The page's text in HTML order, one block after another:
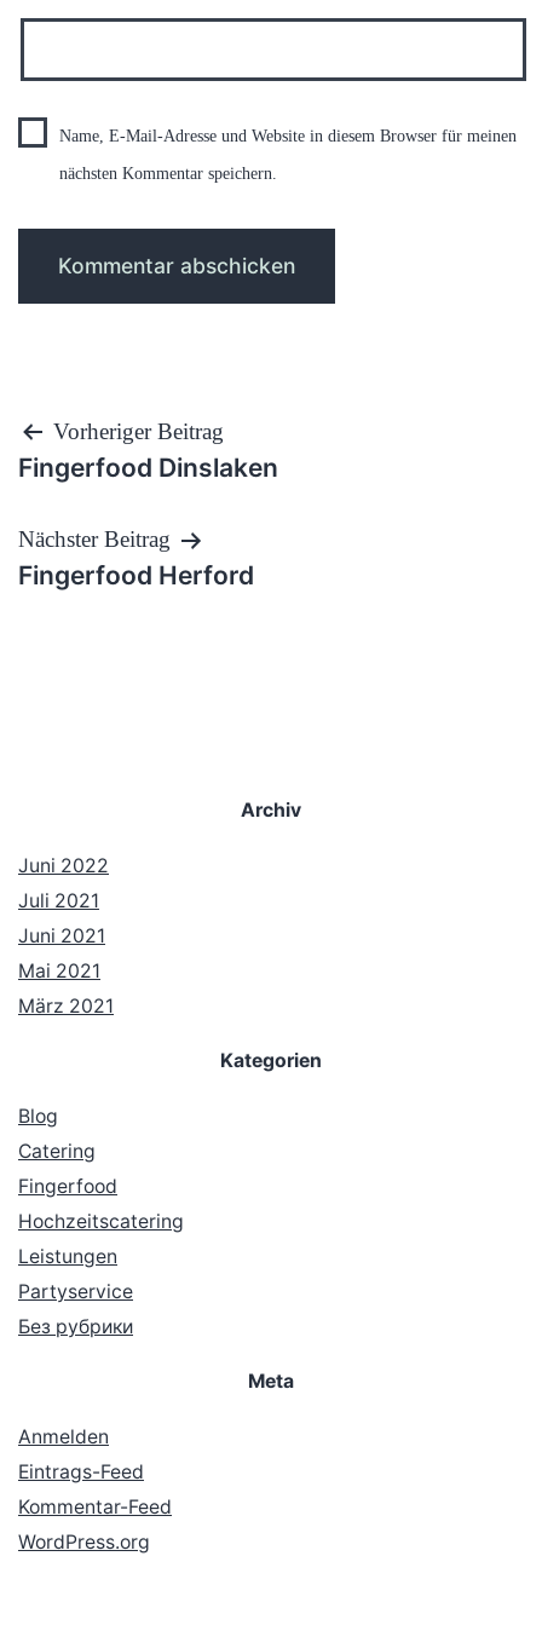
Name, E-Mail-Adresse und Website in diesem Browser für meinen
nächsten Kommentar speichern.
Beitragsnavigation
Vorheriger Beitrag
Fingerfood Dinslaken
Nächster Beitrag
Fingerfood Herford
Archiv
Juni 2022
Juli 2021
Juni 2021
Mai 2021
März 2021
Kategorien
Blog
Catering
Fingerfood
Hochzeitscatering
Leistungen
Partyservice
Без рубрики
Meta
Anmelden
Eintrags-Feed
Kommentar-Feed
WordPress.org